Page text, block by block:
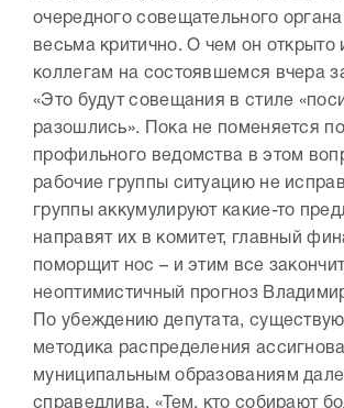
очередного совещательного
весьма критично. О чем он открыто
коллегам на состоявшемся вчера
«Это будут совещания в стиле
разошлись». Пока не поменяется
профильного ведомства в этом
рабочие группы ситуацию не
группы аккумулируют какие-то
направят их в комитет, главный
поморщит нос – и этим все
неоптимистичный прогноз
По убеждению депутата,
методика распределения
муниципальным образованиям
справедлива. «Тем, кто собирают